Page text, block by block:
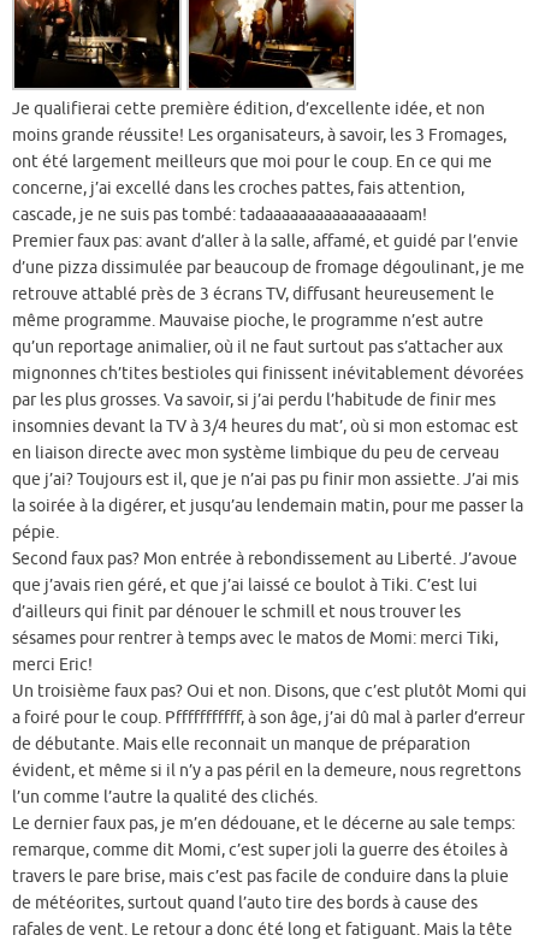
Je qualifierai cette première édition, d’excellente idée, et non
moins grande réussite! Les organisateurs, à savoir, les 3 Fromages,
ont été largement meilleurs que moi pour le coup. En ce qui me
concerne, j’ai excellé dans les croches pattes, fais attention,
cascade, je ne suis pas tombé: tadaaaaaaaaaaaaaaaaam!
Premier faux pas: avant d’aller à la salle, affamé, et guidé par l’envie
d’une pizza dissimulée par beaucoup de fromage dégoulinant, je me
retrouve attablé près de 3 écrans TV, diffusant heureusement le
même programme. Mauvaise pioche, le programme n’est autre
qu’un reportage animalier, où il ne faut surtout pas s’attacher aux
mignonnes ch’tites bestioles qui finissent inévitablement dévorées
par les plus grosses. Va savoir, si j’ai perdu l’habitude de finir mes
insomnies devant la TV à 3/4 heures du mat’, où si mon estomac est
en liaison directe avec mon système limbique du peu de cerveau
que j’ai? Toujours est il, que je n’ai pas pu finir mon assiette. J’ai mis
la soirée à la digérer, et jusqu’au lendemain matin, pour me passer la
pépie.
Second faux pas? Mon entrée à rebondissement au Liberté. J’avoue
que j’avais rien géré, et que j’ai laissé ce boulot à Tiki. C’est lui
d’ailleurs qui finit par dénouer le schmill et nous trouver les
sésames pour rentrer à temps avec le matos de Momi: merci Tiki,
merci Eric!
Un troisième faux pas? Oui et non. Disons, que c’est plutôt Momi qui
a foiré pour le coup. Pfffffffffff, à son âge, j’ai dû mal à parler d’erreur
de débutante. Mais elle reconnait un manque de préparation
évident, et même si il n’y a pas péril en la demeure, nous regrettons
l’un comme l’autre la qualité des clichés.
Le dernier faux pas, je m’en dédouane, et le décerne au sale temps:
remarque, comme dit Momi, c’est super joli la guerre des étoiles à
travers le pare brise, mais c’est pas facile de conduire dans la pluie
de météorites, surtout quand l’auto tire des bords à cause des
rafales de vent. Le retour a donc été long et fatiguant. Mais la tête